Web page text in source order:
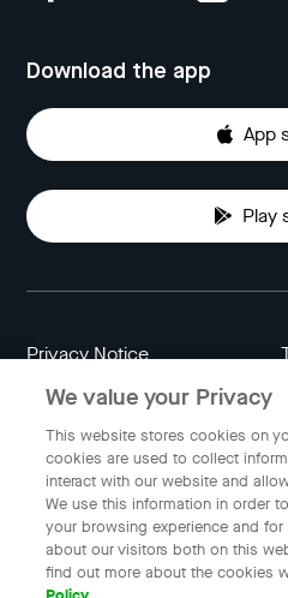
Download the app
App
Play
Privacy Notice
Data Attribution
Indonesia
© 2023 Gojek | Gojek is a
We value your Privacy
This website stores cookies on
cookies are used to collect
interact with our website and
We use this information in order
your browsing experience and
about our visitors both on this
find out more about the cookies